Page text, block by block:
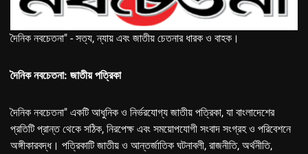
দৈনিক নবচেতনা" - সত্য, ন্যায় এবং জাতীয় চেতনার ধারক ও বাহক।
দৈনিক নবচেতনা: জাতীয় পত্রিকা
দৈনিক নবচেতনা" একটি আধুনিক ও নির্ভরযোগ্য জাতীয় পত্রিকা, যা বাংলাদেশের
প্রতিটি প্রান্ত থেকে সঠিক, নিরপেক্ষ এবং সময়োপযোগী সংবাদ সংগ্রহ ও পরিবেশনে
অঙ্গীকারবদ্ধ। পত্রিকাটি জাতীয় ও আন্তর্জাতিক ঘটনাবলী, রাজনীতি, অর্থনীতি,